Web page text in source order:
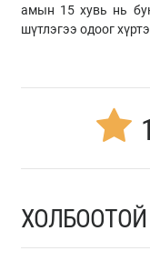
амын 15 хувь нь
шүтлэгээ одоог